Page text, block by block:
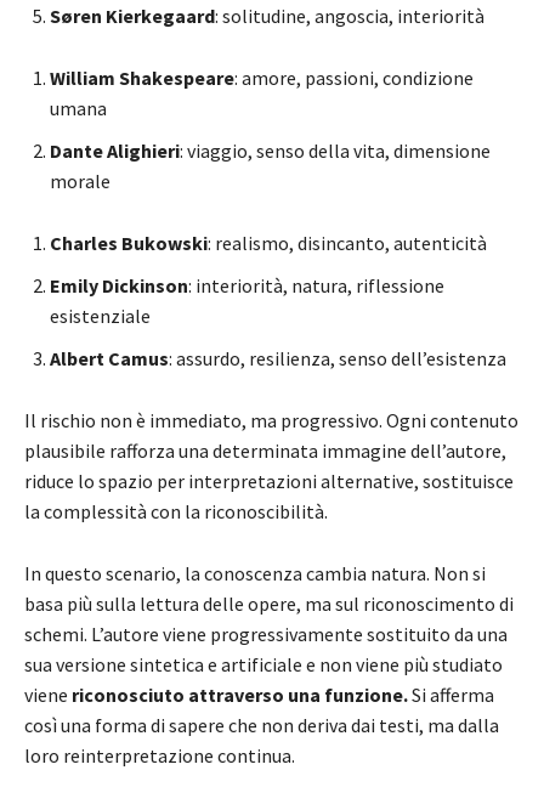
Søren Kierkegaard: solitudine, angoscia, interiorità
William Shakespeare: amore, passioni, condizione
umana
Dante Alighieri: viaggio, senso della vita, dimensione
morale
Charles Bukowski: realismo, disincanto, autenticità
Emily Dickinson: interiorità, natura, riflessione
esistenziale
Albert Camus: assurdo, resilienza, senso dell’esistenza
Il rischio non è immediato, ma progressivo. Ogni contenuto
plausibile rafforza una determinata immagine dell’autore,
riduce lo spazio per interpretazioni alternative, sostituisce
la complessità con la riconoscibilità.
In questo scenario, la conoscenza cambia natura. Non si
basa più sulla lettura delle opere, ma sul riconoscimento di
schemi. L’autore viene progressivamente sostituito da una
sua versione sintetica e artificiale e non viene più studiato
viene riconosciuto attraverso una funzione.Si afferma
così una forma di sapere che non deriva dai testi, ma dalla
loro reinterpretazione continua.